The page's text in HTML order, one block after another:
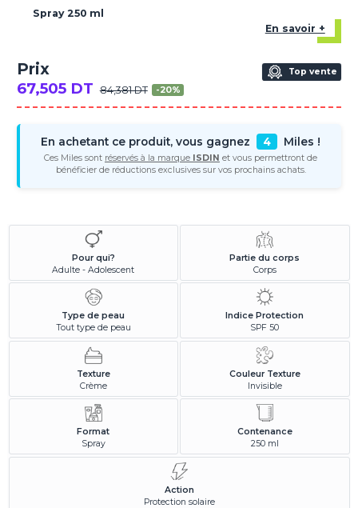
Spray 250 ml
En savoir +
Prix
67,505 DT 84,381 DT -20%
Top vente
En achetant ce produit, vous gagnez 4 Miles !
Ces Miles sont réservés à la marque ISDIN et vous permettront de
bénéficier de réductions exclusives sur vos prochains achats.
Pour qui?
Adulte - Adolescent
Partie du corps
Corps
Type de peau
Tout type de peau
Indice Protection
SPF 50
Texture
Crème
Couleur Texture
Invisible
Format
Spray
Contenance
250 ml
Action
Protection solaire